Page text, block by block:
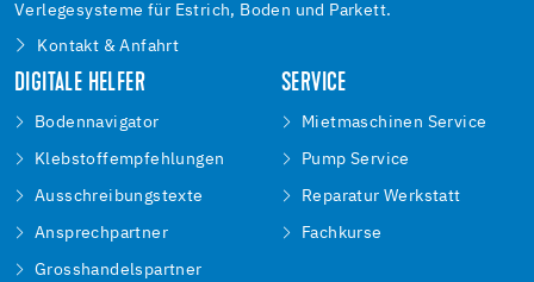
Verlegesysteme für Estrich, Boden und Parkett.
Kontakt & Anfahrt
DIGITALE HELFER
Bodennavigator
Klebstoffempfehlungen
Ausschreibungstexte
Ansprechpartner
Grosshandelspartner
SERVICE
Mietmaschinen Service
Pump Service
Reparatur Werkstatt
Fachkurse